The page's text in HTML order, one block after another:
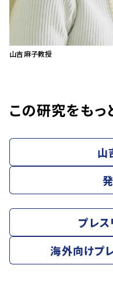
山吉麻子教授
この研究をもっ
山
プレス
海外向けプ